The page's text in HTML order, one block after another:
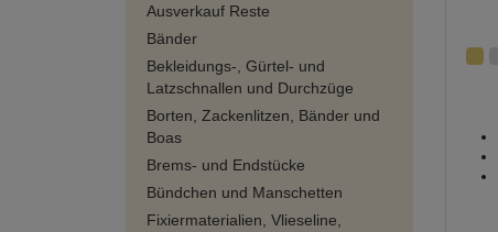
Ausverkauf Reste
Bänder
Bekleidungs-, Gürtel- und
Latzschnallen und Durchzüge
Borten, Zackenlitzen, Bänder und
Boas
Brems- und Endstücke
Bündchen und Manschetten
Fixiermaterialien, Vlieseline,